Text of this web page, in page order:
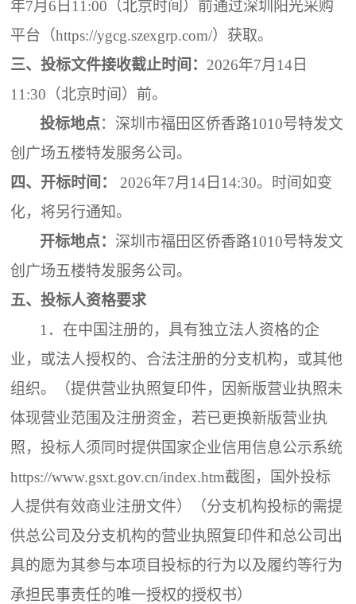
年7月6 日 11:00（北京时间）前通过深圳阳光采购
平台（https://ygcg.szexgrp.com/）获取。
三、投标文件接收截止时间： 2026年7月 14日
11 :30 （北京时间 ） 前。
投标地点： 深圳市福田区侨香路1010号特发文
创广场五楼特发服务公司。
四、 开标时间： 2026年7月 14日 14:30。
时间如变
化，将另行通知。
开标地点： 深圳市福田区侨香路1010号特发文
创广场五楼特发服务公司。
五、投标人资格要求
1． 在中国注册的，具有独立法人资格的企
业，或法人授权的、合法注册的分支机构，或其他
组织。（提供营业执照复印件，因新版营业执照未
体现营业范围及注册资金，若已更换新版营业执
照，投标人须同时提供国家企业信用信息公示系统
https://www.gsxt.gov.cn/index.htm截图，国外投标
人提供有效商业注册文件）（分支机构投标的需提
供总公司及分支机构的营业执照复印件和总公司出
具的愿为其参与本项目投标的行为以及履约等行为
承担民事责任的唯一授权的授权书）